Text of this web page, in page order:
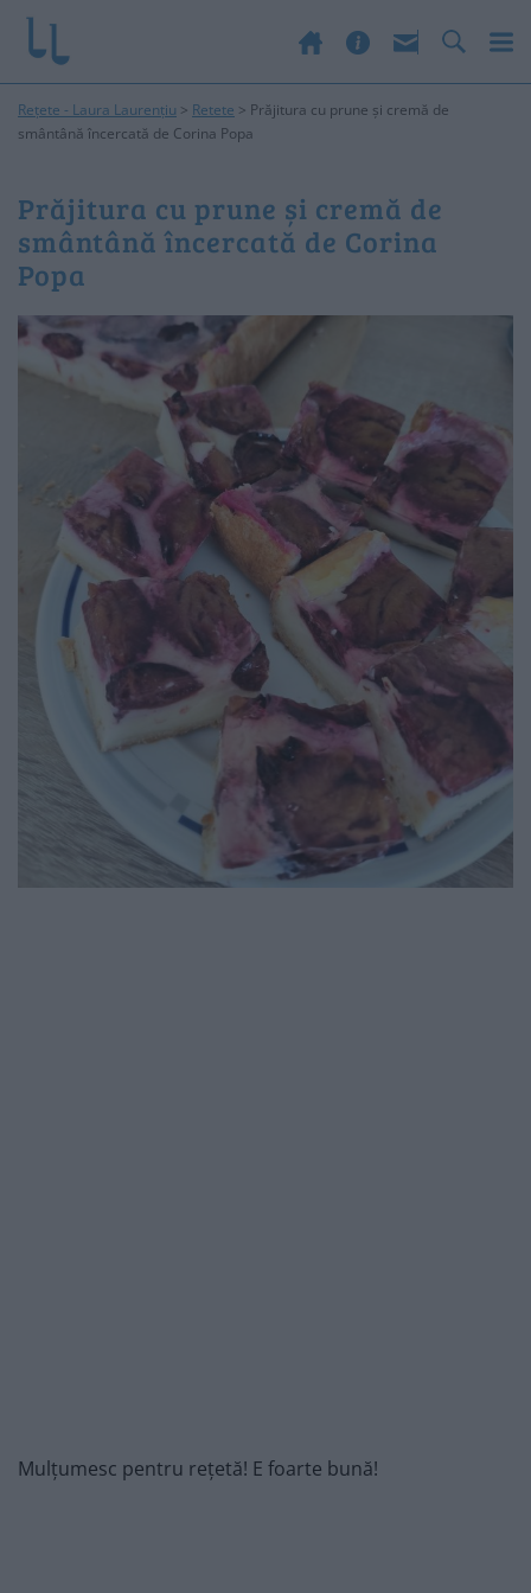
Rețete - Laura Laurențiu > Retete > Prăjitura cu prune și cremă de
smântână încercată de Corina Popa
Prăjitura cu prune și cremă de
smântână încercată de Corina
Popa
Mulțumesc pentru rețetă! E foarte bună!